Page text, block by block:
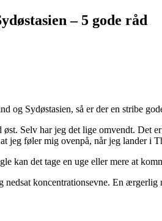
– 5 gode råd
og Sydøstasien, så er der en stribe
Selv har jeg det lige omvendt. Det
jeg føler mig ovenpå, når jeg lander i
kan det tage en uge eller mere at
koncentrationsevne. En